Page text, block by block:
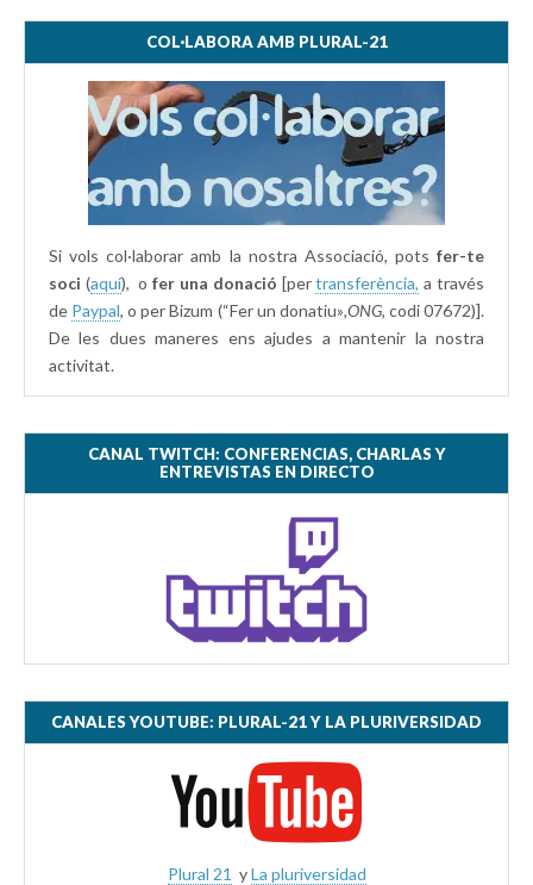
COL·LABORA AMB PLURAL-21
Si vols col·laborar amb la nostra Associació, pots fer-te
soci (aquí), ofer una donació [pertransferència, a través
de Paypal, o per Bizum (“Fer un donatiu»,ONG, codi 07672)].
De les dues maneres ens ajudes a mantenir la nostra
activitat.
CANAL TWITCH: CONFERENCIAS, CHARLAS Y
ENTREVISTAS EN DIRECTO
CANALES YOUTUBE: PLURAL-21 Y LA PLURIVERSIDAD
Plural 21 yLa pluriversidad